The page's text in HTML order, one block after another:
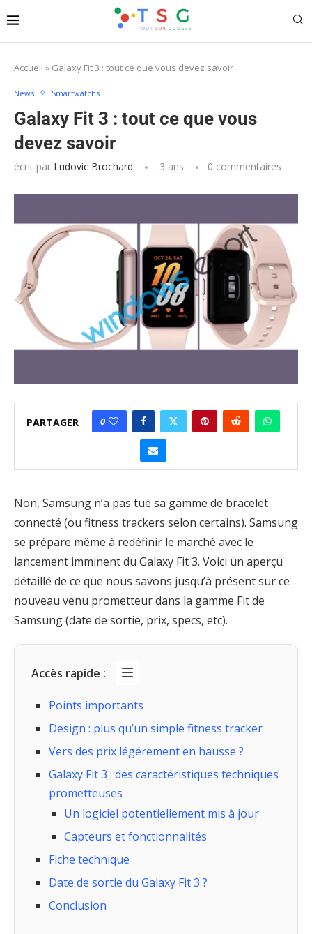
Accueil » Galaxy Fit 3 : tout ce que vous devez savoir
News Smartwatchs
Galaxy Fit 3 : tout ce que vous
devez savoir
écrit par Ludovic Brochard 3 ans 0 commentaires
PARTAGER 0
Non, Samsung n’a pas tué sa gamme de bracelet
connecté (ou fitness trackers selon certains). Samsung
se prépare même à redéfinir le marché avec le
lancement imminent du Galaxy Fit 3. Voici un aperçu
détaillé de ce que nous savons jusqu’à présent sur ce
nouveau venu prometteur dans la gamme Fit de
Samsung (date de sortie, prix, specs, etc).
Accès rapide :
Points importants
Design : plus qu’un simple fitness tracker
Vers des prix légérement en hausse ?
Galaxy Fit 3 : des caractéristiques techniques
prometteuses
Un logiciel potentiellement mis à jour
Capteurs et fonctionnalités
Fiche technique
Date de sortie du Galaxy Fit 3 ?
Conclusion